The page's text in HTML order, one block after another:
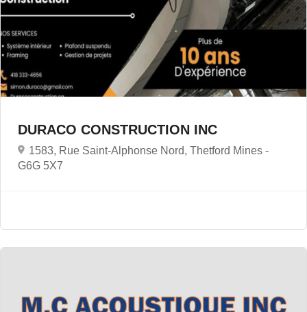
DURACO CONSTRUCTION INC
1583, Rue Saint-Alphonse Nord, Thetford Mines -
G6G 5X7